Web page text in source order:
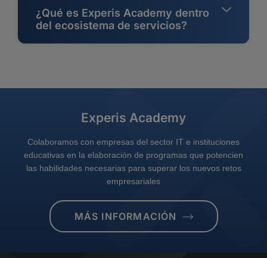
¿Qué es Experis Academy dentro
del ecosistema de servicios?
Experis Academy
Colaboramos con empresas del sector IT e instituciones
educativas en la elaboración de programas que potencien
las habilidades necesarias para superar los nuevos retos
empresariales
MÁS INFORMACIÓN